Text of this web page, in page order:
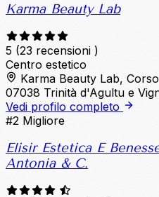
Karma Beauty Lab
5 (23 recensioni )
Centro estetico
Karma Beauty Lab,
07038 Trinità d'Agultu e
Vedi profilo completo
#2 Migliore
Elisir Estetica E
Antonia & C.